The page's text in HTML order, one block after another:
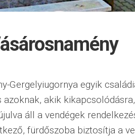
Gergelyiugornya egyik
azoknak, akik
áll a vendégek
fürdőszoba biztosítja a